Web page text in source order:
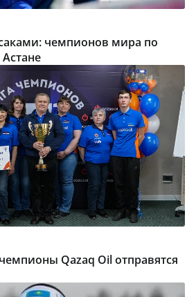
чемпионов мира по
Qazaq Oil отправятся